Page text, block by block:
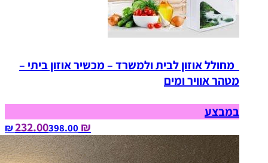
מחולל אוזון לבית ולמשרד – מכשיר אוזון ביתי –
מטהר אוויר ומים
במבצע
₪ 232.00
398.00‏ ₪